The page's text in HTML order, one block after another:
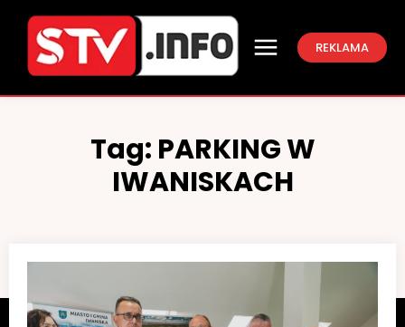
REKLAMA
Tag: PARKING W
IWANISKACH